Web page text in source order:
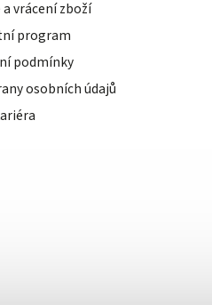
vrácení zboží
program
podmínky
osobních údajů